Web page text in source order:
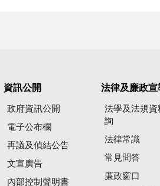
資訊公開
政府資訊公開
電子公布欄
再議及偵結公告
文宣廣告
內部控制聲明書
法律及廉政宣
法學及法規資
詢
法律常識
常見問答
廉政窗口